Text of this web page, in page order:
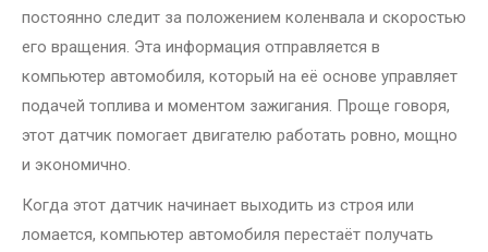
постоянно следит за положением коленвала и скоростью
его вращения. Эта информация отправляется в
компьютер автомобиля, который на её основе управляет
подачей топлива и моментом зажигания. Проще говоря,
этот датчик помогает двигателю работать ровно, мощно
и экономично.
Когда этот датчик начинает выходить из строя или
ломается, компьютер автомобиля перестаёт получать